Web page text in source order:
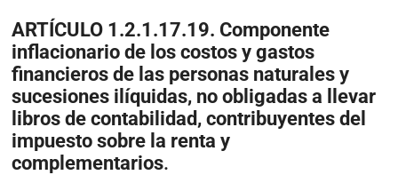
ARTÍCULO 1.2.1.17.19. Componente
inflacionario de los costos y gastos
financieros de las personas naturales y
sucesiones ilíquidas, no obligadas a llevar
libros de contabilidad, contribuyentes del
impuesto sobre la renta y
complementarios.